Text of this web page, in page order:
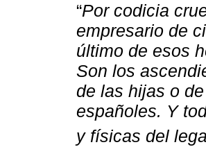
“Por codicia
empresario de
último de esos
Son los
de las hijas o
españoles. Y
y físicas del